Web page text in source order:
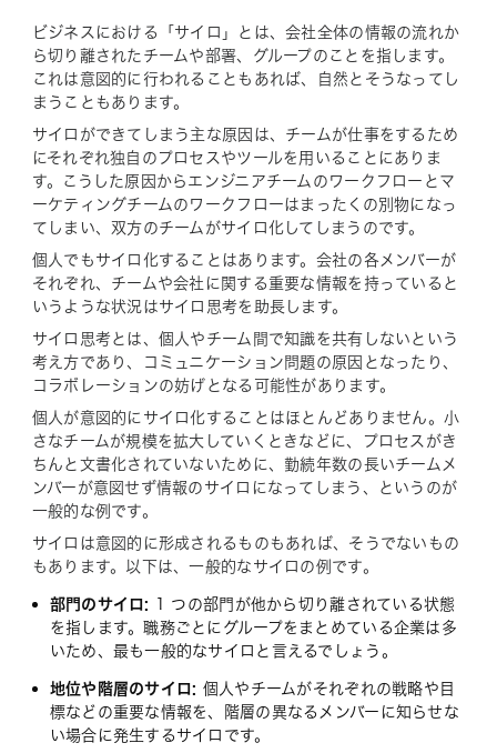
ビジネスにおける「サイロ」とは、会社全体の情報の流れか
ら切り離されたチームや部署、グループのことを指します。
これは意図的に行われることもあれば、自然とそうなってし
まうこともあります。
サイロができてしまう主な原因は、チームが仕事をするため
にそれぞれ独自のプロセスやツールを用いることにありま
す。こうした原因からエンジニアチームのワークフローとマ
ーケティングチームのワークフローはまったくの別物になっ
てしまい、双方のチームがサイロ化してしまうのです。
個人でもサイロ化することはあります。会社の各メンバーが
それぞれ、チームや会社に関する重要な情報を持っていると
いうような状況はサイロ思考を助長します。
サイロ思考とは、個人やチーム間で知識を共有しないという
考え方であり、コミュニケーション問題の原因となったり、
コラボレーションの妨げとなる可能性があります。
個人が意図的にサイロ化することはほとんどありません。小
さなチームが規模を拡大していくときなどに、プロセスがき
ちんと文書化されていないために、勤続年数の長いチームメ
ンバーが意図せず情報のサイロになってしまう、というのが
一般的な例です。
サイロは意図的に形成されるものもあれば、そうでないもの
もあります。以下は、一般的なサイロの例です。
部門のサイロ:
1 つの部門が他から切り離されている状態
を指します。職務ごとにグループをまとめている企業は多
いため、最も一般的なサイロと言えるでしょう。
地位や階層のサイロ: 個人やチームがそれぞれの戦略や目
標などの重要な情報を、階層の異なるメンバーに知らせな
い場合に発生するサイロです。